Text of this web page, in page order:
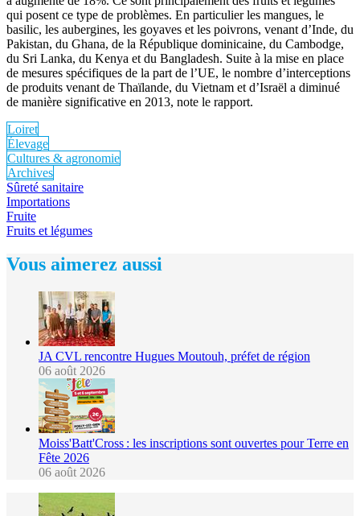
qui posent ce type de problèmes. En particulier les mangues, le
basilic, les aubergines, les goyaves et les poivrons, venant d’Inde, du
Pakistan, du Ghana, de la République dominicaine, du Cambodge,
du Sri Lanka, du Kenya et du Bangladesh. Suite à la mise en place
de mesures spécifiques de la part de l’UE, le nombre d’interceptions
de produits venant de Thaïlande, du Vietnam et d’Israël a diminué
de manière significative en 2013, note le rapport.
Loiret
Élevage
Cultures & agronomie
Archives
Sûreté sanitaire
Importations
Fruite
Fruits et légumes
Vous aimerez aussi
JA CVL rencontre Hugues Moutouh, préfet de région
06 août 2026
Moiss'Batt'Cross : les inscriptions sont ouvertes pour Terre en
Fête 2026
06 août 2026